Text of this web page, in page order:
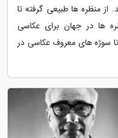
منظره ها طبیعی گرفته تا
ها در جهان برای عکاسی
سوژه های معروف عکاسی در